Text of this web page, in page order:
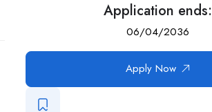
Application ends:
06/04/2036
Apply Now